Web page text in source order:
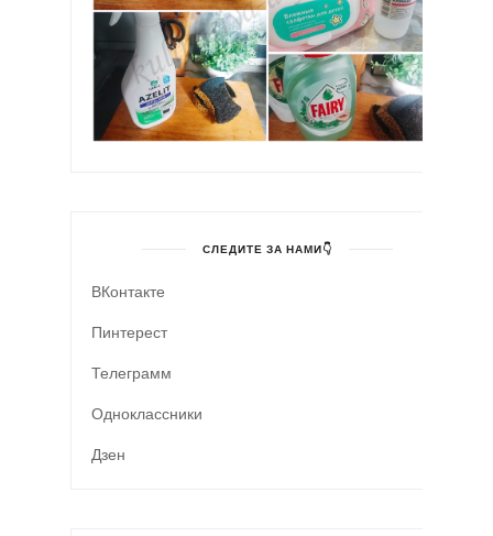
СЛЕДИТЕ ЗА НАМИ👇
ВКонтакте
Пинтерест
Телеграмм
Одноклассники
Дзен